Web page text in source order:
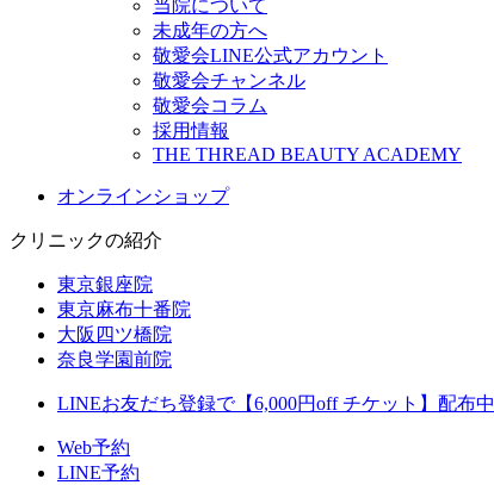
当院について
未成年の方へ
敬愛会LINE公式アカウント
敬愛会チャンネル
敬愛会コラム
採用情報
THE THREAD BEAUTY ACADEMY
オンラインショップ
クリニックの紹介
東京銀座院
東京麻布十番院
大阪四ツ橋院
奈良学園前院
LINEお友だち登録で【6,000円off チケット】配布中
Web予約
LINE予約